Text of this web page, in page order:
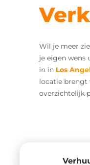
Wil je meer
je eigen wens
in in Los
locatie brengt
overzichtelijk